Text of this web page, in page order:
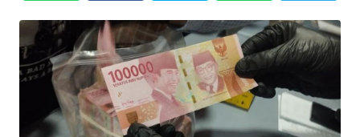
EKUIN
SAINS-TEKNO
KESEHATAN